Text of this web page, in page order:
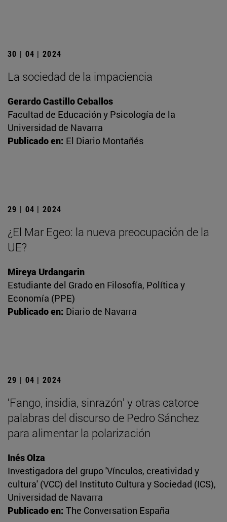
30 | 04 | 2024
La sociedad de la impaciencia
Gerardo Castillo Ceballos
Facultad de Educación y Psicología de la
Universidad de Navarra
Publicado en: El Diario Montañés
29 | 04 | 2024
¿El Mar Egeo: la nueva preocupación de la
UE?
Mireya Urdangarin
Estudiante del Grado en Filosofía, Política y
Economía (PPE)
Publicado en: Diario de Navarra
29 | 04 | 2024
‘Fango, insidia, sinrazón’ y otras catorce
palabras del discurso de Pedro Sánchez
para alimentar la polarización
Inés Olza
Investigadora del grupo 'Vínculos, creatividad y
cultura' (VCC) del Instituto Cultura y Sociedad (ICS),
Universidad de Navarra
Publicado en: The Conversation España